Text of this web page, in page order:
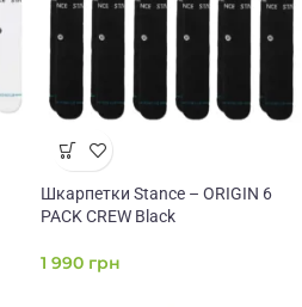
Шкарпетки Stance – ORIGIN 6
PACK CREW Black
1 990 грн